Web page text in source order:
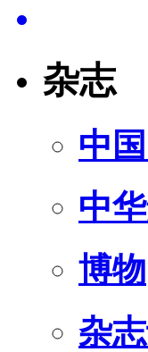
杂志
中
中
博物
杂